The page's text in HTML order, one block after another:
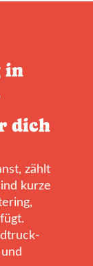
in
dich
zählt
kurze